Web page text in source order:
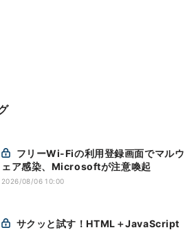
ェア感染、Microsoftが注意喚起
2026/08/06 10:00